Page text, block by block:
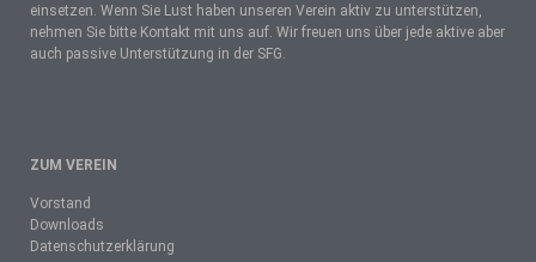
einsetzen. Wenn Sie Lust haben unseren Verein aktiv zu unterstützen,
nehmen Sie bitte Kontakt mit uns auf. Wir freuen uns über jede aktive aber
auch passive Unterstützung in der SFG.
ZUM VEREIN
Vorstand
Downloads
Datenschutzerklärung